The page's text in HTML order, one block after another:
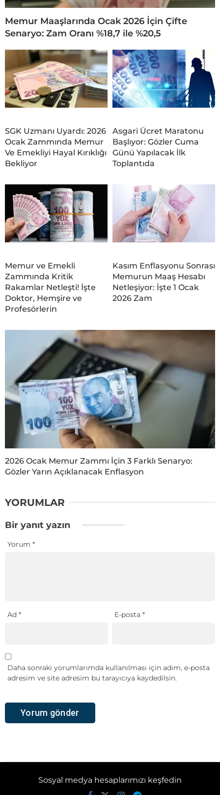
Memur Maaşlarında Ocak 2026 İçin Çifte
Senaryo: Zam Oranı %18,7 ile %20,5
SGK Uzmanı Uyardı: 2026
Ocak Zammında Memur
Ve Emekliyi Hayal Kırıklığı
Bekliyor
Asgari Ücret Maratonu
Başlıyor: Gözler Cuma
Günü Yapılacak İlk
Toplantıda
Memur ve Emekli
Zammında Kritik
Rakamlar Netleşti! İşte
Doktor, Hemşire ve
Profesörlerin
Kasım Enflasyonu Sonrası
Memurun Maaş Hesabı
Netleşiyor: İşte 1 Ocak
2026 Zam
2026 Ocak Memur Zammı İçin 3 Farklı Senaryo:
Gözler Yarın Açıklanacak Enflasyon
YORUMLAR
Bir yanıt yazın
Yorum *
Ad * E-posta*
Daha sonraki yorumlarımda kullanılması için adım, e-posta
adresim ve site adresim bu tarayıcıya kaydedilsin.
Sosyal medya hesaplarımızı keşfedin